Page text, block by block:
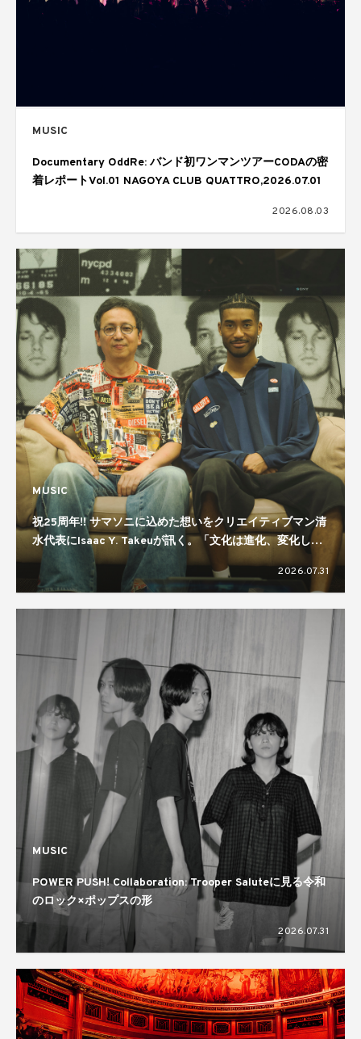
MUSIC
Documentary OddRe: バンド初ワンマンツアーCODAの密
着レポートVol.01 NAGOYA CLUB QUATTRO,2026.07.01
2026.08.03
MUSIC
祝25周年!! サマソニに込めた想いをクリエイティブマン清
水代表にIsaac Y. Takeuが訊く。「文化は進化、変化して
いくもの」「規模感が大事」
2026.07.31
MUSIC
POWER PUSH! Collaboration: Trooper Saluteに見る令和
のロック×ポップスの形
2026.07.31